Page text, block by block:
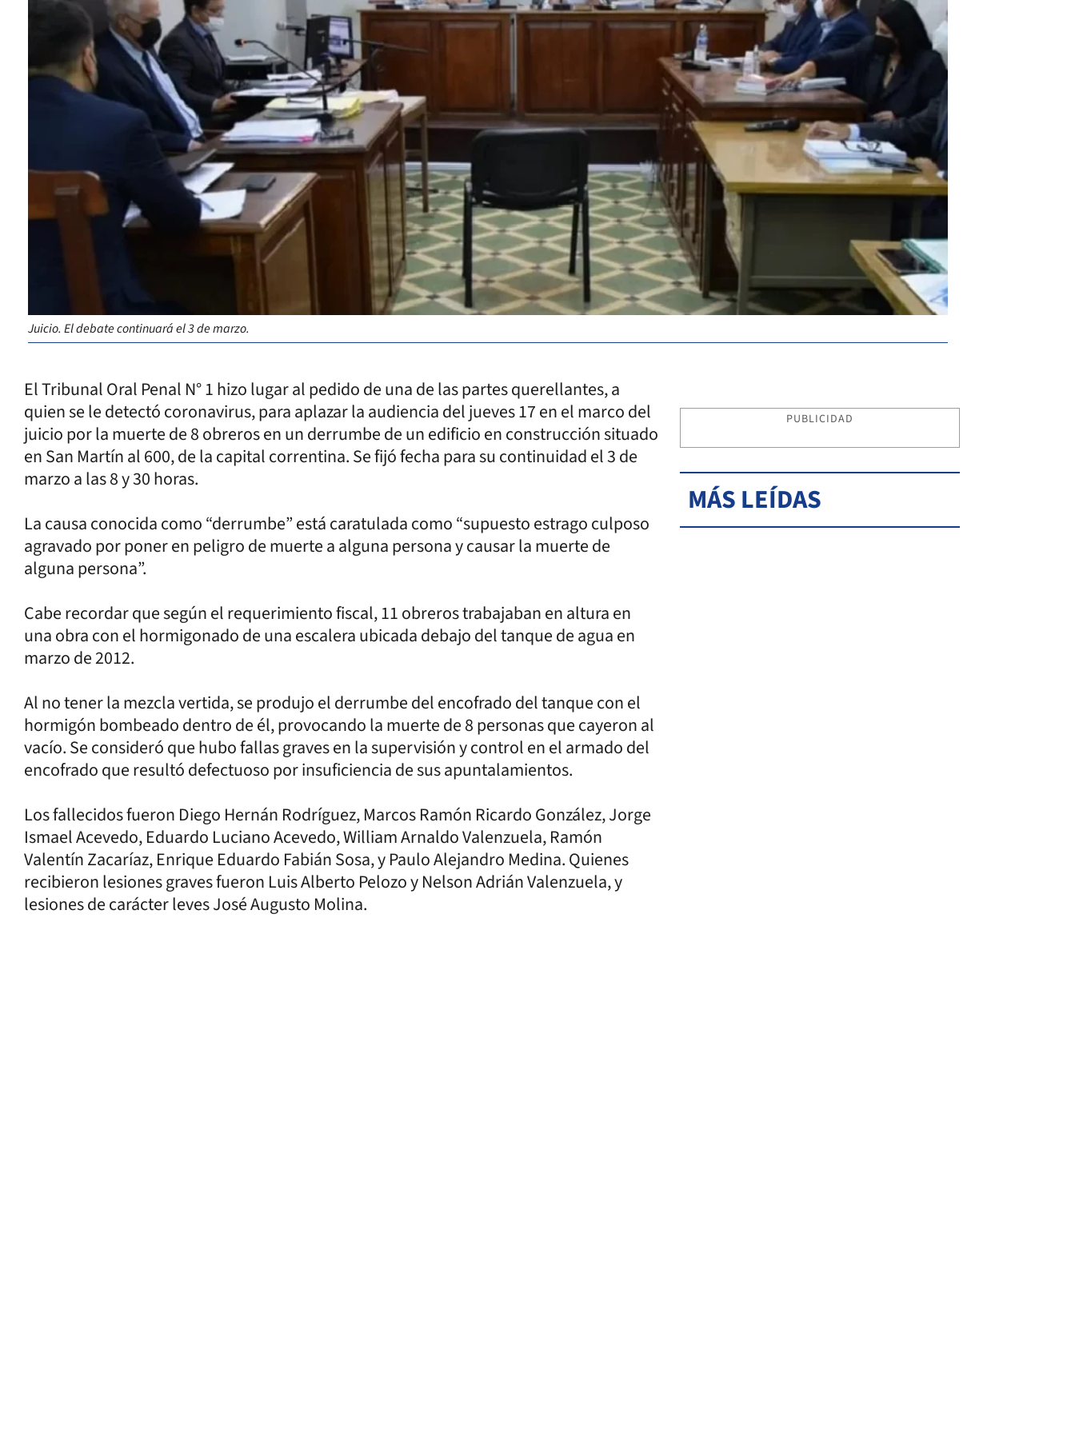
Juicio. El debate continuará el 3 de marzo.
El Tribunal Oral Penal N° 1 hizo lugar al pedido de una de las partes querellantes, a
quien se le detectó coronavirus, para aplazar la audiencia del jueves 17 en el marco del
juicio por la muerte de 8 obreros en un derrumbe de un edificio en construcción situado
en San Martín al 600, de la capital correntina. Se fijó fecha para su continuidad el 3 de
marzo a las 8 y 30 horas.
La causa conocida como “derrumbe” está caratulada como “supuesto estrago culposo
agravado por poner en peligro de muerte a alguna persona y causar la muerte de
alguna persona”.
Cabe recordar que según el requerimiento fiscal, 11 obreros trabajaban en altura en
una obra con el hormigonado de una escalera ubicada debajo del tanque de agua en
marzo de 2012.
Al no tener la mezcla vertida, se produjo el derrumbe del encofrado del tanque con el
hormigón bombeado dentro de él, provocando la muerte de 8 personas que cayeron al
vacío. Se consideró que hubo fallas graves en la supervisión y control en el armado del
encofrado que resultó defectuoso por insuficiencia de sus apuntalamientos.
Los fallecidos fueron Diego Hernán Rodríguez, Marcos Ramón Ricardo González, Jorge
Ismael Acevedo, Eduardo Luciano Acevedo, William Arnaldo Valenzuela, Ramón
Valentín Zacaríaz, Enrique Eduardo Fabián Sosa, y Paulo Alejandro Medina. Quienes
recibieron lesiones graves fueron Luis Alberto Pelozo y Nelson Adrián Valenzuela, y
lesiones de carácter leves José Augusto Molina.
PUBLICIDAD
MÁS LEÍDAS